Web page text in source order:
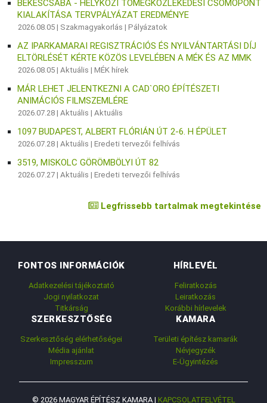
BÉKÉSCSABA - HELYKÖZI TÖMEGKÖZLEKEDÉSI CSOMÓPONT
KIALAKÍTÁSA TERVPÁLYÁZAT EREDMÉNYE
2026.08.05 | Szakmagyakorlás |Pályázatok
AZ IPARKAMARAI REGISZTRÁCIÓS ÉS NYILVÁNTARTÁSI DÍJ
ELTÖRLÉSÉT KÉRTE KÖZÖS LEVELÉBEN A MÉK ÉS AZ MMK
2026.08.05 |Aktuális |MÉK hírek
MÁR LEHET JELENTKEZNI A CAD`ORO ÉPÍTÉSZETI
ANIMÁCIÓS FILMSZEMLÉRE
2026.07.28 |Aktuális |Aktuális
1097 BUDAPEST, ALBERT FLÓRIÁN ÚT 2-6. H ÉPÜLET
2026.07.28 |Aktuális |Eredeti tervezői felhívás
3519, MISKOLC GÖRÖMBÖLYI ÚT 82
2026.07.27 |Aktuális |Eredeti tervezői felhívás
Legfrissebb tartalmak megtekintése
FONTOS INFORMÁCIÓK
Adatkezelési tájékoztató
Jogi nyilatkozat
Titkárság
HÍRLEVÉL
Feliratkozás
Leiratkozás
Korábbi hírlevelek
SZERKESZTŐSÉG
Szerkesztőség elérhetőségei
Média ajánlat
Impresszum
KAMARA
Területi építész kamarák
Névjegyzék
E-Ügyintézés
© 2026 MAGYAR ÉPÍTÉSZ KAMARA | KAPCSOLATFELVÉTEL